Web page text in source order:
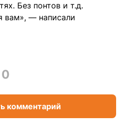
Без понтов и т.д.
вам», — написали
0
комментарий